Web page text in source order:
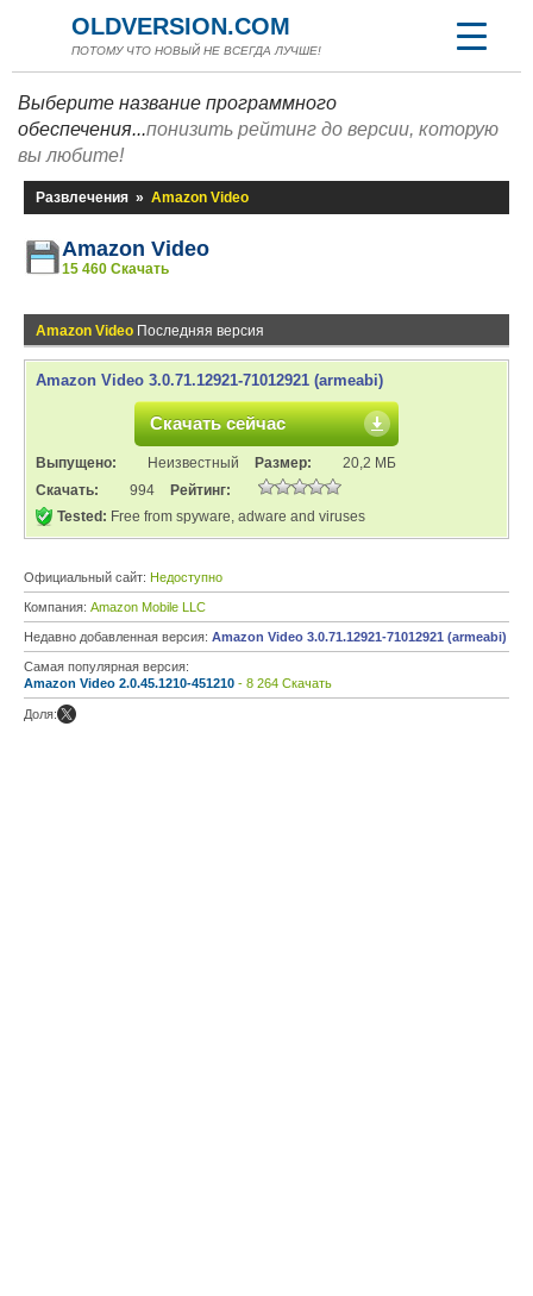
OLDVERSION.COM
ПОТОМУ ЧТО НОВЫЙ НЕ ВСЕГДА ЛУЧШЕ!
Выберите название программного
обеспечения...понизить рейтинг до версии, которую
вы любите!
Развлечения » Amazon Video
Amazon Video
15 460 Скачать
Amazon Video Последняя версия
Amazon Video 3.0.71.12921-71012921 (armeabi)
Скачать сейчас
Выпущено: Неизвестный Размер:
20,2 МБ
Скачать:
994
Рейтинг:
Tested: Free from spyware, adware and viruses
Официальный сайт: Недоступно
Компания: Amazon Mobile LLC
Недавно добавленная версия: Amazon Video 3.0.71.12921-71012921 (armeabi)
Самая популярная версия:
Amazon Video 2.0.45.1210-451210 - 8 264 Скачать
Доля: